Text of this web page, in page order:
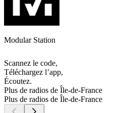
Modular Station
Scannez le code,
Téléchargez l’app,
Écoutez.
Plus de radios de Île-de-France
Plus de radios de Île-de-France